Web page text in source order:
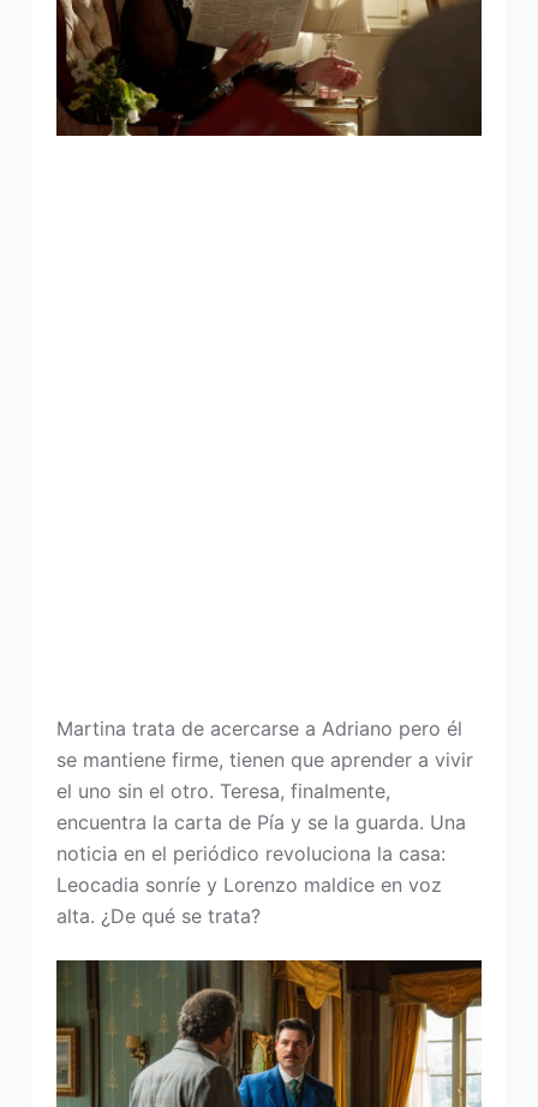
Martina trata de acercarse a Adriano pero él
se mantiene firme, tienen que aprender a vivir
el uno sin el otro. Teresa, finalmente,
encuentra la carta de Pía y se la guarda. Una
noticia en el periódico revoluciona la casa:
Leocadia sonríe y Lorenzo maldice en voz
alta. ¿De qué se trata?